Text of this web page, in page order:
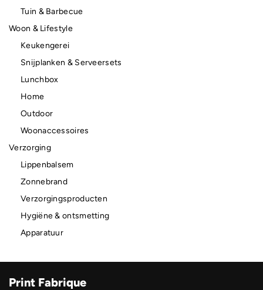
Tuin & Barbecue
Woon & Lifestyle
Keukengerei
Snijplanken & Serveersets
Lunchbox
Home
Outdoor
Woonaccessoires
Verzorging
Lippenbalsem
Zonnebrand
Verzorgingsproducten
Hygiëne & ontsmetting
Apparatuur
Print Fabrique